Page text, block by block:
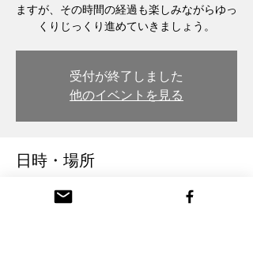
ますが、その時間の経過も楽しみながらゆっ
くりじっくり進めていきましょう。
受付が終了しました
他のイベントを見る
日時・場所
28 ส.ค. 2567 19:00
木彫・漆 トモル工房 Tomoru Studio, 日本、